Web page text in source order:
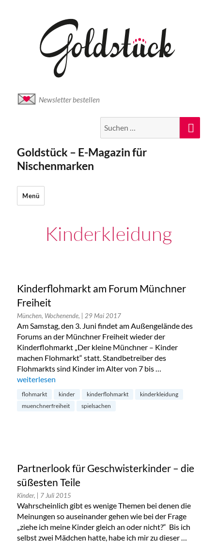
Newsletter bestellen
nach:
Goldstück – E-Magazin für
Nischenmarken
Menü
Kinderkleidung
Kinderflohmarkt am Forum Münchner
Freiheit
München, Wochenende, | 29 Mai 2017
Am Samstag, den 3. Juni findet am Außengelände des
Forums an der Münchner Freiheit wieder der
Kinderflohmarkt „Der kleine Münchner – Kinder
machen Flohmarkt“ statt. Standbetreiber des
Flohmarkts sind Kinder im Alter von 7 bis …
„Kinderflohmarkt am Forum Münchner Freiheit“
weiterlesen
flohmarkt kinder kinderflohmarkt
kinderkleidung
muenchnerfreiheit
spielsachen
Partnerlook für Geschwisterkinder – die
süßesten Teile
Kinder, | 7 Juli 2015
Wahrscheinlich gibt es wenige Themen bei denen die
Meinungen so auseinander gehen wie bei der Frage
„ziehe ich meine Kinder gleich an oder nicht?“ Bis ich
selbst zwei Mädchen hatte, habe ich mir zu dieser …